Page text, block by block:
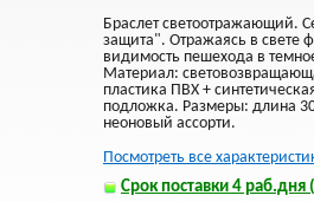
Браслет светоотражающий.
защита". Отражаясь в свете
видимость пешехода в
Материал:
пластика ПВХ +
подложка. Размеры: длина
неоновый ассорти.
Посмотреть все
Срок поставки 4 раб.дня